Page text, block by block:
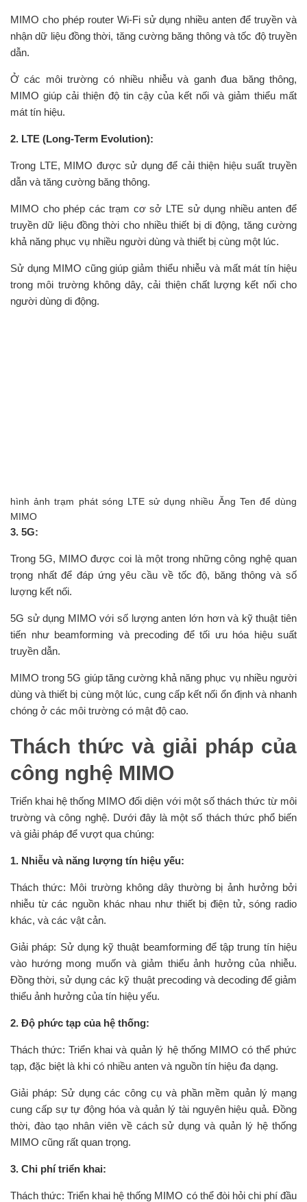
MIMO cho phép router Wi-Fi sử dụng nhiều anten để truyền và
nhận dữ liệu đồng thời, tăng cường băng thông và tốc độ truyền
dẫn.
Ở các môi trường có nhiều nhiễu và ganh đua băng thông,
MIMO giúp cải thiện độ tin cậy của kết nối và giảm thiểu mất
mát tín hiệu.
2. LTE (Long-Term Evolution):
Trong LTE, MIMO được sử dụng để cải thiện hiệu suất truyền
dẫn và tăng cường băng thông.
MIMO cho phép các trạm cơ sở LTE sử dụng nhiều anten để
truyền dữ liệu đồng thời cho nhiều thiết bị di động, tăng cường
khả năng phục vụ nhiều người dùng và thiết bị cùng một lúc.
Sử dụng MIMO cũng giúp giảm thiểu nhiễu và mất mát tín hiệu
trong môi trường không dây, cải thiện chất lượng kết nối cho
người dùng di động.
hình ảnh trạm phát sóng LTE sử dụng nhiều Ăng Ten để dùng
MIMO
3. 5G:
Trong 5G, MIMO được coi là một trong những công nghệ quan
trọng nhất để đáp ứng yêu cầu về tốc độ, băng thông và số
lượng kết nối.
5G sử dụng MIMO với số lượng anten lớn hơn và kỹ thuật tiên
tiến như beamforming và precoding để tối ưu hóa hiệu suất
truyền dẫn.
MIMO trong 5G giúp tăng cường khả năng phục vụ nhiều người
dùng và thiết bị cùng một lúc, cung cấp kết nối ổn định và nhanh
chóng ở các môi trường có mật độ cao.
Thách thức và giải pháp của
công nghệ MIMO
Triển khai hệ thống MIMO đối diện với một số thách thức từ môi
trường và công nghệ. Dưới đây là một số thách thức phổ biến
và giải pháp để vượt qua chúng:
1. Nhiễu và năng lượng tín hiệu yếu:
Thách thức: Môi trường không dây thường bị ảnh hưởng bởi
nhiễu từ các nguồn khác nhau như thiết bị điện tử, sóng radio
khác, và các vật cản.
Giải pháp: Sử dụng kỹ thuật beamforming để tập trung tín hiệu
vào hướng mong muốn và giảm thiểu ảnh hưởng của nhiễu.
Đồng thời, sử dụng các kỹ thuật precoding và decoding để giảm
thiểu ảnh hưởng của tín hiệu yếu.
2. Độ phức tạp của hệ thống:
Thách thức: Triển khai và quản lý hệ thống MIMO có thể phức
tạp, đặc biệt là khi có nhiều anten và nguồn tín hiệu đa dạng.
Giải pháp: Sử dụng các công cụ và phần mềm quản lý mạng
cung cấp sự tự động hóa và quản lý tài nguyên hiệu quả. Đồng
thời, đào tạo nhân viên về cách sử dụng và quản lý hệ thống
MIMO cũng rất quan trọng.
3. Chi phí triển khai:
Thách thức: Triển khai hệ thống MIMO có thể đòi hỏi chi phí đầu